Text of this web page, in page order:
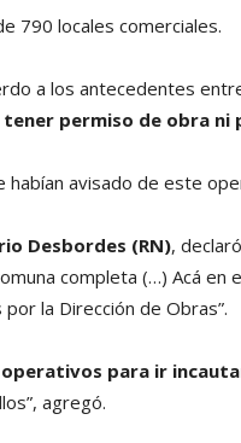
790 locales comerciales.
a los antecedentes
tener permiso de obra ni
habían avisado de este
Desbordes (RN),
completa (…) Acá en
la Dirección de Obras”.
operativos para ir
agregó.